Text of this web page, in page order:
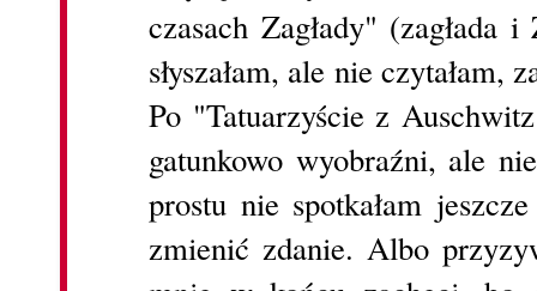
czasach Zagłady" (zagłada
słyszałam, ale nie czytałam,
Po "Tatuarzyście z
gatunkowo wyobraźni, ale
prostu nie spotkałam
zmienić zdanie. Albo